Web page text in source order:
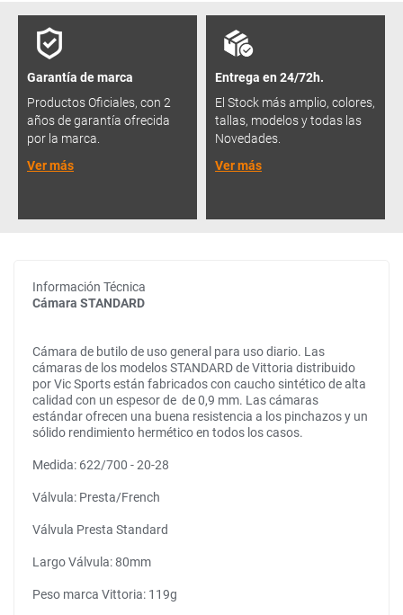
Garantía de marca
Productos Oficiales, con 2
años de garantía ofrecida
por la marca.
Ver más
Entrega en 24/72h.
El Stock más amplio, colores,
tallas, modelos y todas las
Novedades.
Ver más
Información Técnica
Cámara STANDARD
Cámara de butilo de uso general para uso diario. Las
cámaras de los modelos STANDARD de Vittoria distribuido
por Vic Sports están fabricados con caucho sintético de alta
calidad con un espesor de de 0,9 mm. Las cámaras
estándar ofrecen una buena resistencia a los pinchazos y un
sólido rendimiento hermético en todos los casos.
Medida: 622/700 - 20-28
Válvula: Presta/French
Válvula Presta Standard
Largo Válvula: 80mm
Peso marca Vittoria: 119g